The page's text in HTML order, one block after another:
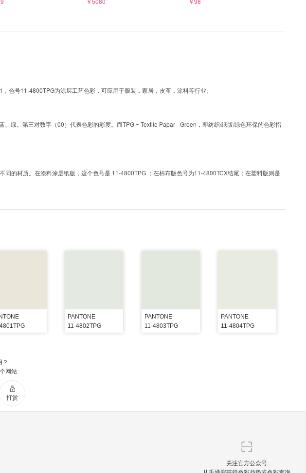
色号11-4800TPG为涂层工艺色彩，可应用于服装，家居，皮革，涂料等行业。
绿。第三对数字（00）代表色彩的彩度。而TPG = Textile Papar - Green，即纺织/纸版/绿色环保的色彩指
的材质。在漆料涂层纸版，这个色号是 11-4800TPG ；在棉布版色号为11-4800TCX结尾；在塑料版则是
PANTONE
11-4802TPG
PANTONE
11-4803TPG
PANTONE
11-4804TPG
网站
打赏
关注官方公众号